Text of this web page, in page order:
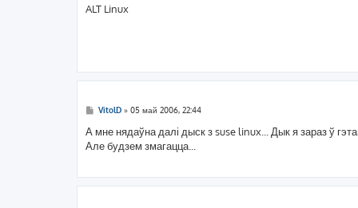
о
б
ALT Linux
С
о
б
щ
и
е
VitolD» 05 май 2006, 22:44
А мне нядаўна далі дыск з suse linux... Дык я зараз ў
Але будзем змагацца...